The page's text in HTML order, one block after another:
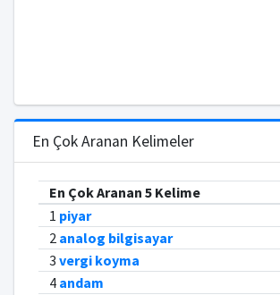
En Çok Aranan Kelimeler
En Çok Aranan 5 Kelime
1 piyar
2 analog bilgisayar
3 vergi koyma
4 andam